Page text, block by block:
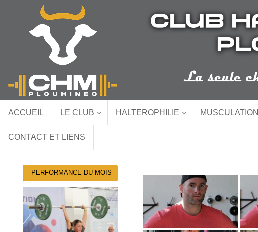
ACCUEIL LE CLUB HALTEROPHILIE MUSCULATION
CONTACT ET LIENS
PERFORMANCE DU MOIS